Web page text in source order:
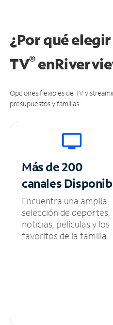
¿Por qué
TV®en
Opciones flexibles de TV y
presupuestos y familias.
Más de 200
canales
Encuentra una amplia
selección de deportes,
noticias, películas y los
favoritos de la familia.